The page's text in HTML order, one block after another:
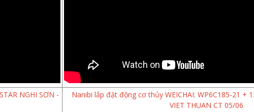
NGHI SƠN -
Nanibi lắp đặt động cơ thủy WEICHAI: WP6C185-21 +
VIET THUAN CT 05/06